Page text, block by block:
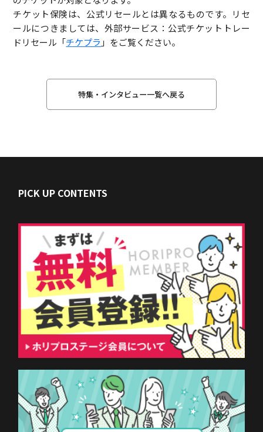
チケット保険は、公式リセールとは異なるものです。リセ
ールにつきましては、外部サービス：公式チケットトレー
ドリセール「チケプラ 」をご覧ください。
特集・インタビュー一覧へ戻る
PICK UP CONTENTS